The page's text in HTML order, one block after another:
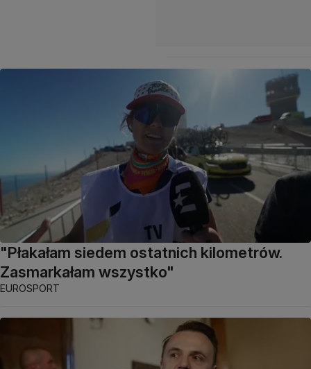
"Płakałam siedem ostatnich kilometrów.
Zasmarkałam wszystko"
EUROSPORT